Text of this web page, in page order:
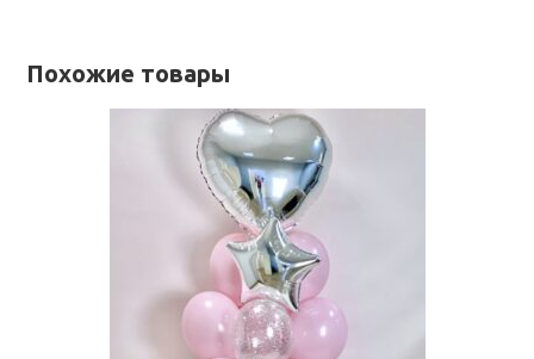
Похожие товары